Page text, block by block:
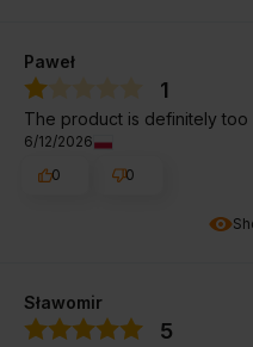
Paweł
1
The product is definitely too
6/12/2026
0
0
Sławomir
5